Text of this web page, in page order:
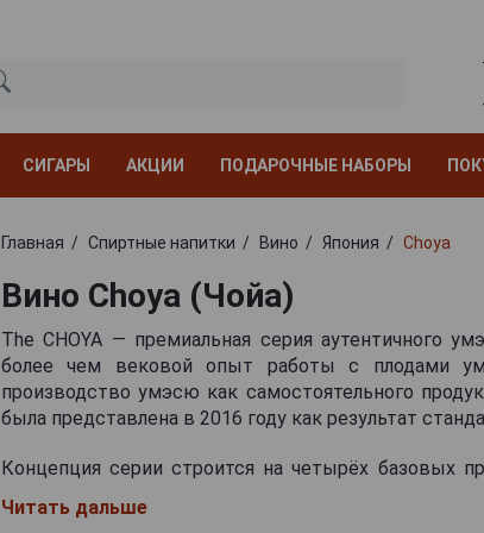
СИГАРЫ АКЦИИ ПОДАРОЧНЫЕ НАБОРЫ
Главная Спиртные напитки Вино Япония Choya
Вино Choya (Чойа)
The CHOYA — премиальная серия аутентичного
более чем вековой опыт работы с плодами
производство умэсю как самостоятельного
была представлена в 2016 году как результат
Концепция серии строится на четырёх базовых
применяются ко всем продуктам без исключения.
Читать дальше